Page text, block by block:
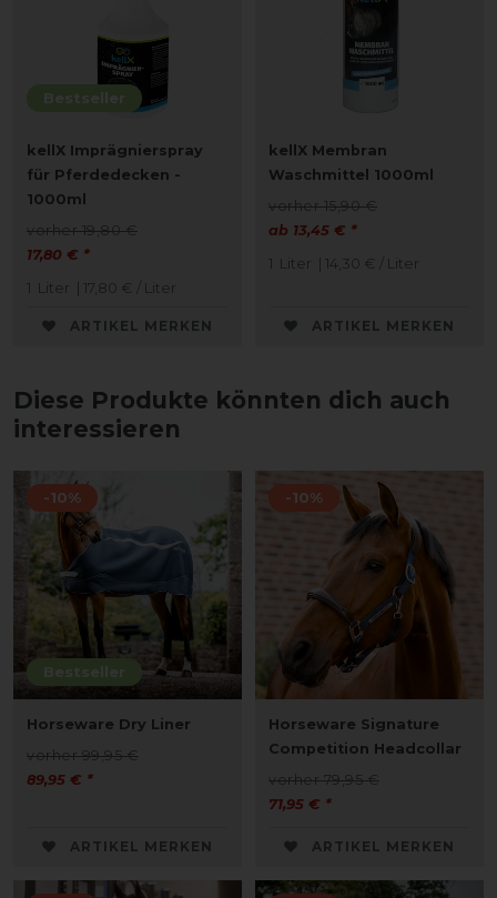
Bestseller
kellX Imprägnierspray
für Pferdedecken -
1000ml
vorher 19,80 €
17,80 € *
1 Liter | 17,80 € / Liter
ARTIKEL MERKEN
kellX Membran
Waschmittel 1000ml
vorher 15,90 €
ab 13,45 € *
1 Liter | 14,30 € / Liter
ARTIKEL MERKEN
Diese Produkte könnten dich auch
interessieren
Bestseller
-10%
Horseware Dry Liner
vorher 99,95 €
89,95 € *
ARTIKEL MERKEN
-10%
Horseware Signature
Competition Headcollar
vorher 79,95 €
71,95 € *
ARTIKEL MERKEN